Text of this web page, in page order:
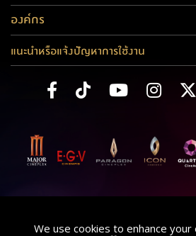
We use cookies to enhance your
องค์กร
แนะนำหรือแจ้งปัญหาการใช้งาน